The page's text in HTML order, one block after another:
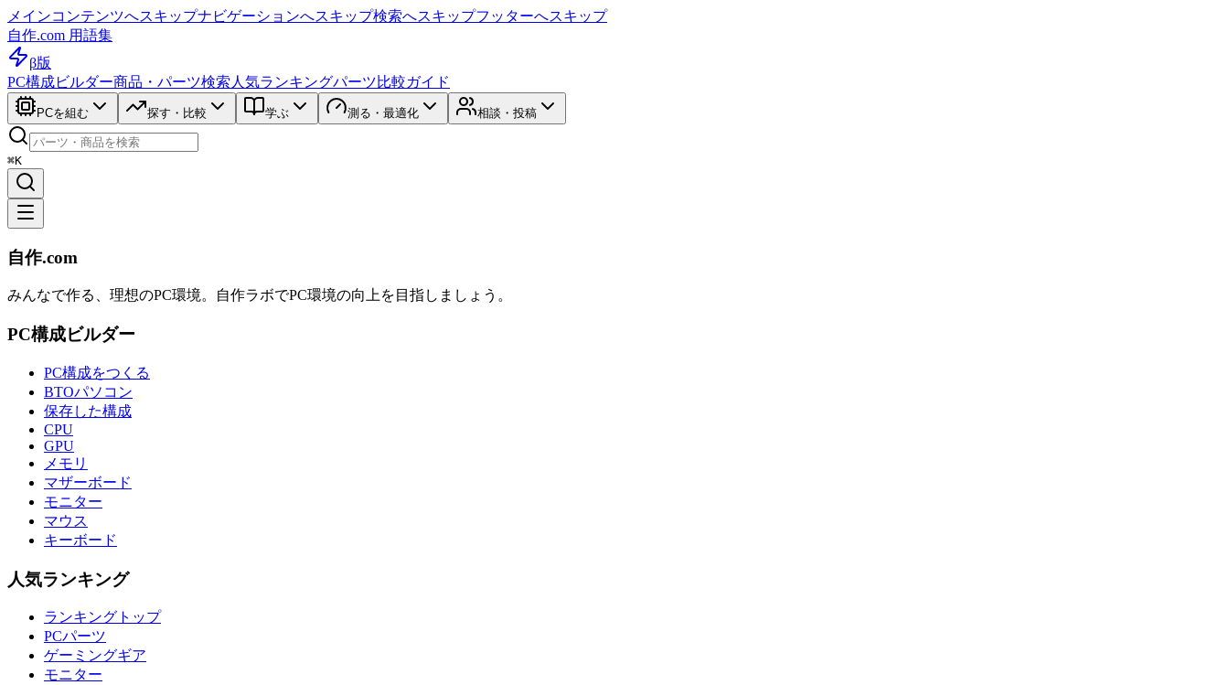
メインコンテンツへスキップナビゲーションへスキップ検索へスキップフッターへスキップ
自作.com 用語集
β版
PC構成ビルダー商品・パーツ検索 人気ランキングパーツ比較ガイド
PCを組む 探す・比較 学ぶ 測る・最適化 相談・投稿
⌘K
自作.com
みんなで作る、理想のPC環境。 自作ラボでPC環境の向上を目指しましょう。
PC構成ビルダー
PC構成をつくる
BTOパソコン
保存した構成
CPU
GPU
メモリ
マザーボード
モニター
マウス
キーボード
人気ランキング
ランキングトップ
PCパーツ
ゲーミングギア
モニター